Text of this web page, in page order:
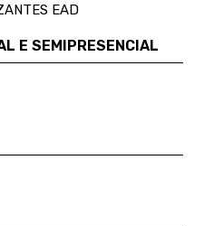
EAD
E SEMIPRESENCIAL